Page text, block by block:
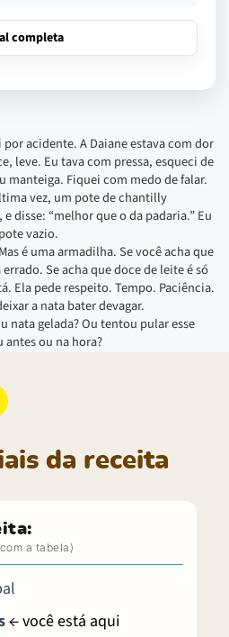
completa
acidente. A Daiane estava com dor
leve. Eu tava com pressa, esqueci de
manteiga. Fiquei com medo de falar.
vez, um pote de chantilly
disse: “melhor que o da padaria.” Eu
vazio.
é uma armadilha. Se você acha que
Se acha que doce de leite é só
Ela pede respeito. Tempo. Paciência.
a nata bater devagar.
nata gelada? Ou tentou pular esse
antes ou na hora?
da receita
← você está aqui